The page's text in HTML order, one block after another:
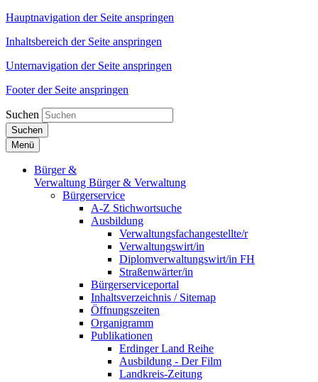
Hauptnavigation der Seite anspringen
Inhaltsbereich der Seite anspringen
Unternavigation der Seite anspringen
Footer der Seite anspringen
Suchen
Suchen
Menü
Bürger &
Verwaltung Bürger & Verwaltung
Bürgerservice
A-Z Stichwortsuche
Ausbildung
Verwaltungsfachangestellte/r
Verwaltungswirt/in
Diplomverwaltungswirt/in FH
Straßenwärter/in
Bürgerserviceportal
Inhaltsverzeichnis / Sitemap
Öffnungszeiten
Organigramm
Publikationen
Erdinger Land Reihe
Ausbildung - Der Film
Landkreis-Zeitung